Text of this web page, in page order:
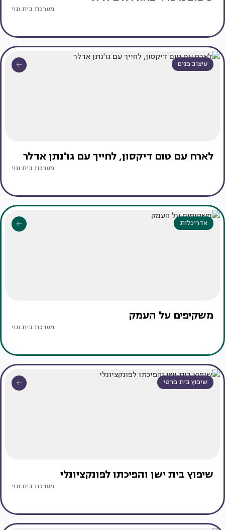
מערכת בית ונוי
עיצוב פנים
לארח עם טום דיקסון, לחייך עם גו'נתן אדלר
מערכת בית ונוי
אדריכלות
משקיפים על העמק
מערכת בית ונוי
שיפוץ בית פרטי
שיפוץ בית ישן והפיכתו לפונקציונלי
מערכת בית ונוי